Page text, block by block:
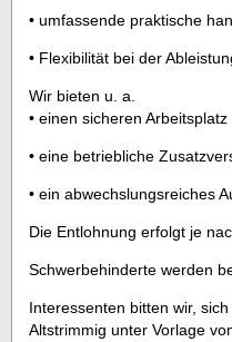
• umfassende praktische
• Flexibilität bei der
Wir bieten u. a.
• einen sicheren Arbeitsplatz
• eine betriebliche
• ein abwechslungsreiches
Die Entlohnung erfolgt je
Schwerbehinderte werden
Interessenten bitten wir,
Altstrimmig unter Vorlage